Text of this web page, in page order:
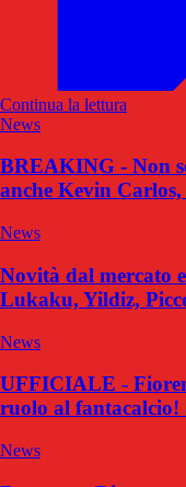
Continua la lettura
News
BREAKING - Non
anche Kevin
News
Novità dal mercato
Lukaku, Yildiz,
News
UFFICIALE -
ruolo al fantacalcio!
News